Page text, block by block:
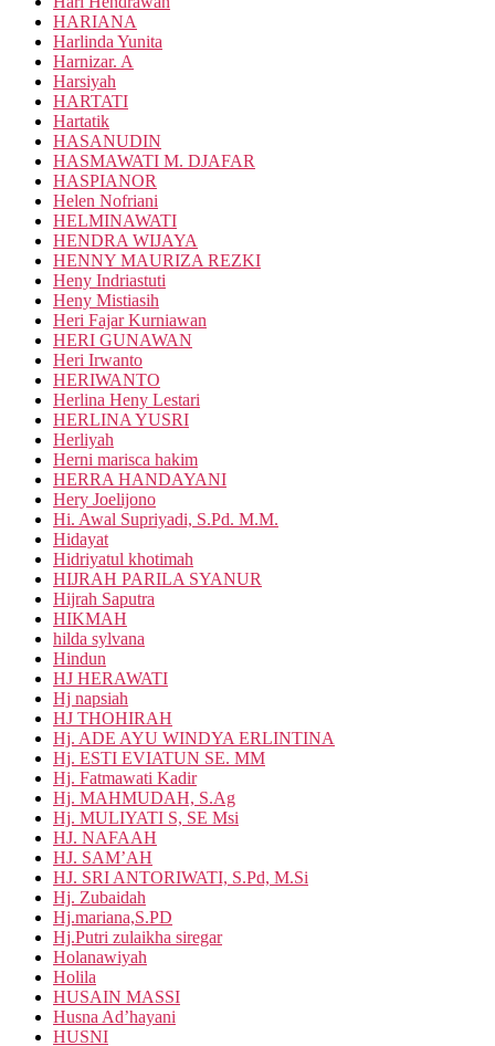
HARIANA
Harlinda Yunita
Harnizar. A
Harsiyah
HARTATI
Hartatik
HASANUDIN
HASMAWATI M. DJAFAR
HASPIANOR
Helen Nofriani
HELMINAWATI
HENDRA WIJAYA
HENNY MAURIZA REZKI
Heny Indriastuti
Heny Mistiasih
Heri Fajar Kurniawan
HERI GUNAWAN
Heri Irwanto
HERIWANTO
Herlina Heny Lestari
HERLINA YUSRI
Herliyah
Herni marisca hakim
HERRA HANDAYANI
Hery Joelijono
Hi. Awal Supriyadi, S.Pd. M.M.
Hidayat
Hidriyatul khotimah
HIJRAH PARILA SYANUR
Hijrah Saputra
HIKMAH
hilda sylvana
Hindun
HJ HERAWATI
Hj napsiah
HJ THOHIRAH
Hj. ADE AYU WINDYA ERLINTINA
Hj. ESTI EVIATUN SE. MM
Hj. Fatmawati Kadir
Hj. MAHMUDAH, S.Ag
Hj. MULIYATI S, SE Msi
HJ. NAFAAH
HJ. SAM’AH
HJ. SRI ANTORIWATI, S.Pd, M.Si
Hj. Zubaidah
Hj.mariana,S.PD
Hj.Putri zulaikha siregar
Holanawiyah
Holila
HUSAIN MASSI
Husna Ad’hayani
HUSNI